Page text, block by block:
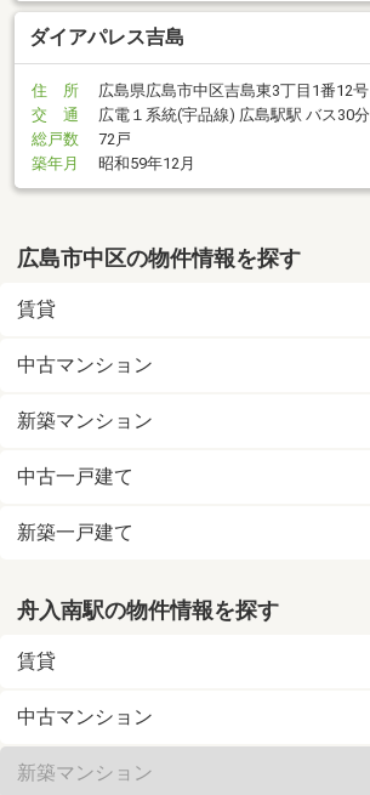
ダイアパレス吉島
住 所
広島県広島市中区吉島東3丁目1番12号
交 通
広電１系統(宇品線) 広島駅駅 バス30分
総戸数
72戸
築年月
昭和59年12月
広島市中区の物件情報を探す
賃貸
中古マンション
新築マンション
中古一戸建て
新築一戸建て
舟入南駅の物件情報を探す
賃貸
中古マンション
新築マンション